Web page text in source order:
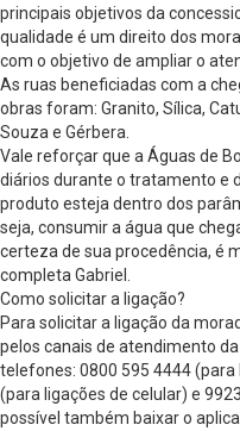
principais objetivos da
qualidade é um direito dos
com o objetivo de ampliar o
As ruas beneficiadas com a
obras foram: Granito, Sílica,
Souza e Gérbera.
Vale reforçar que a Águas de
diários durante o tratamento e
produto esteja dentro dos
seja, consumir a água que
certeza de sua procedência, é
completa Gabriel.
Como solicitar a ligação?
Para solicitar a ligação da
pelos canais de atendimento
telefones: 0800 595 4444
(para ligações de celular) e
possível também baixar o